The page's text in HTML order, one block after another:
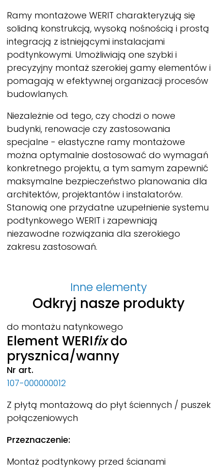
Ramy montażowe WERIT charakteryzują się
solidną konstrukcją, wysoką nośnością i prostą
integracją z istniejącymi instalacjami
podtynkowymi. Umożliwiają one szybki i
precyzyjny montaż szerokiej gamy elementów i
pomagają w efektywnej organizacji procesów
budowlanych.
Niezależnie od tego, czy chodzi o nowe
budynki, renowacje czy zastosowania
specjalne - elastyczne ramy montażowe
można optymalnie dostosować do wymagań
konkretnego projektu, a tym samym zapewnić
maksymalne bezpieczeństwo planowania dla
architektów, projektantów i instalatorów.
Stanowią one przydatne uzupełnienie systemu
podtynkowego WERIT i zapewniają
niezawodne rozwiązania dla szerokiego
zakresu zastosowań.
Inne elementy
Odkryj nasze produkty
do montażu natynkowego
Element WERIfix do
prysznica/wanny
Nr art.
107-000000012
Z płytą montażową do płyt ściennych / puszek
połączeniowych
Przeznaczenie:
Montaż podtynkowy przed ścianami